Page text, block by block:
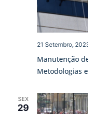
Manutenção
Metodologias
21 Setembro,
SEX
29